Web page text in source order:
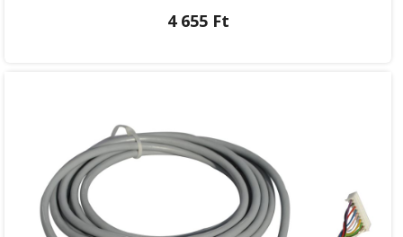
4 655 Ft